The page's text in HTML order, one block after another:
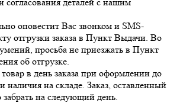
оповестит Вас звонком и SMS-
отгрузки заказа в Пункт Выдачи. Во
просьба не приезжать в Пункт
об отгрузке
в день заказа при оформлении до
наличия на складе. Заказ, оставленный
на следующий день.